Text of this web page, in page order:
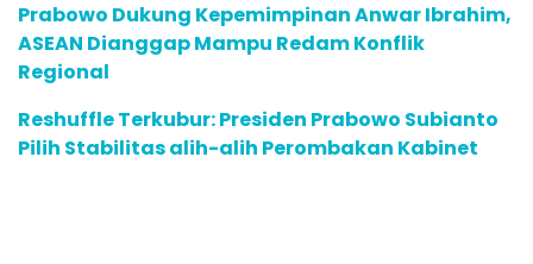
Prabowo Dukung Kepemimpinan Anwar Ibrahim,
ASEAN Dianggap Mampu Redam Konflik
Regional
Reshuffle Terkubur: Presiden Prabowo Subianto
Pilih Stabilitas alih-alih Perombakan Kabinet